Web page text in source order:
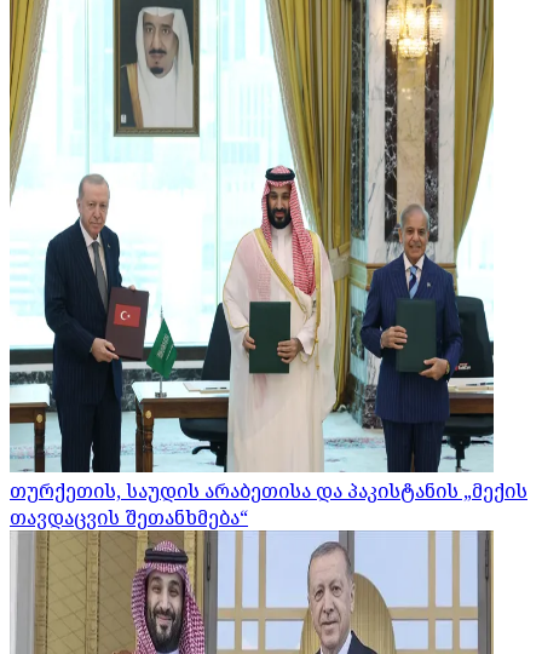
თურქეთის, საუდის არაბეთისა და პაკისტანის „მექის
თავდაცვის შეთანხმება“